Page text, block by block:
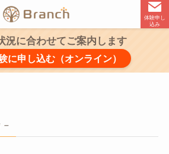
体験申し
込み
況に合わせてご案内します
に申し込む（オンライン）
–